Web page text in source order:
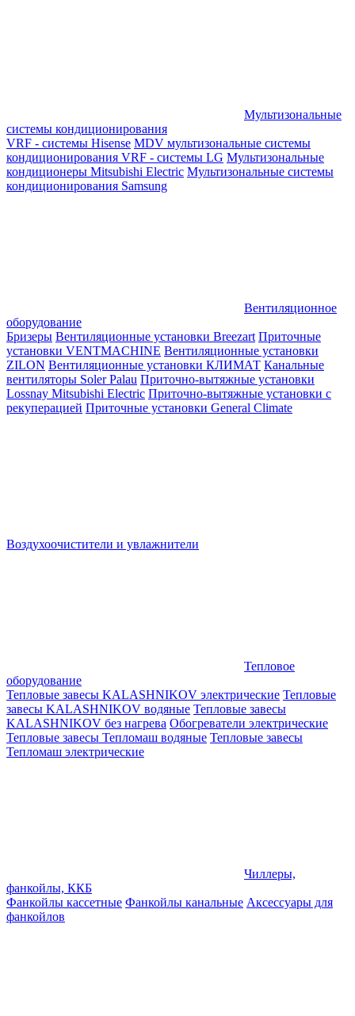
Мультизональные
системы кондиционирования
VRF - системы Hisense MDV мультизональные системы
кондиционирования VRF - системы LG Мультизональные
кондиционеры Mitsubishi Electric Мультизональные системы
кондиционирования Samsung
Вентиляционное
оборудование
Бризеры Вентиляционные установки Breezart Приточные
установки VENTMACHINE Вентиляционные установки
ZILON Вентиляционные установки КЛИМАТ Канальные
вентиляторы Soler Palau Приточно-вытяжные установки
Lossnay Mitsubishi Electric Приточно-вытяжные установки с
рекуперацией Приточные установки General Climate
Воздухоочистители и увлажнители
Тепловое
оборудование
Тепловые завесы KALASHNIKOV электрические Тепловые
завесы KALASHNIKOV водяные Тепловые завесы
KALASHNIKOV без нагрева Обогреватели электрические
Тепловые завесы Тепломаш водяные Тепловые завесы
Тепломаш электрические
Чиллеры,
фанкойлы, ККБ
Фанкойлы кассетные Фанкойлы канальные Аксессуары для
фанкойлов